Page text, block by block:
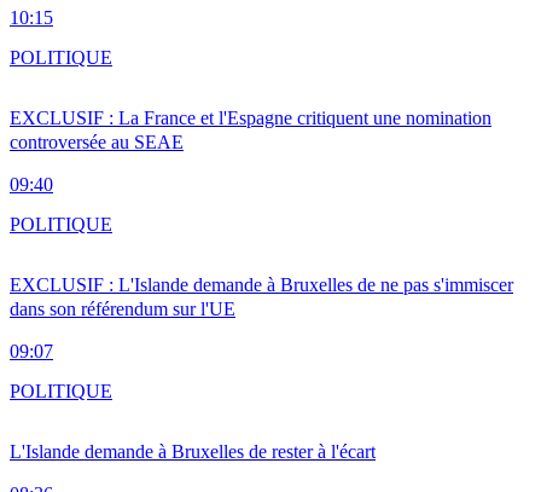
10:15
EXCLUSIF : La France et l'Espagne critiquent une nomination
controversée au SEAE
09:40
POLITIQUE
EXCLUSIF : L'Islande demande à Bruxelles de ne pas s'immiscer
dans son référendum sur l'UE
09:07
POLITIQUE
L'Islande demande à Bruxelles de rester à l'écart
POLITIQUE